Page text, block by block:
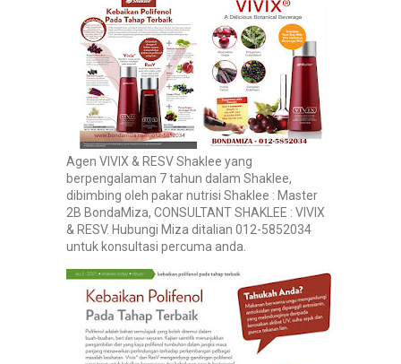
Agen VIVIX & RESV Shaklee yang
berpengalaman 7 tahun dalam Shaklee,
dibimbing oleh pakar nutrisi Shaklee : Master
2B BondaMiza, CONSULTANT SHAKLEE : VIVIX
& RESV. Hubungi Miza ditalian 012-5852034
untuk konsultasi percuma anda.